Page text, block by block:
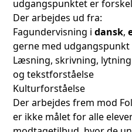
udgangspunktet er
Der arbejdes ud fra:
Fagundervisning i dansk,
gerne med
Læsning, skrivning,
og tekstforståelse
Kulturforståelse
Der arbejdes frem mod
er ikke målet for alle